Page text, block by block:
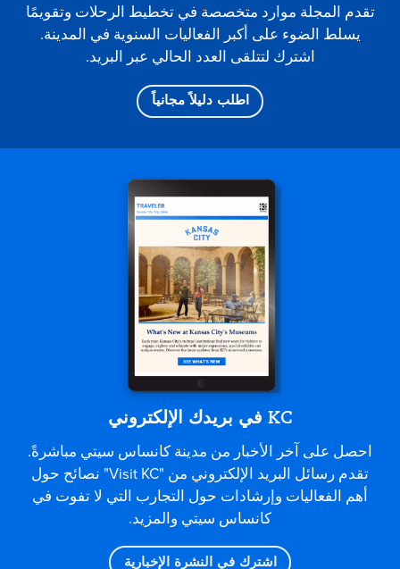
تقدم المجلة موارد متخصصة في تخطيط الرحلات وتقويمًا
يسلط الضوء على أكبر الفعاليات السنوية في المدينة.
اشترك لتتلقى العدد الحالي عبر البريد.
اطلب دليلاً مجانياً
KC في بريدك الإلكتروني
احصل على آخر الأخبار من مدينة كانساس سيتي مباشرةً.
تقدم رسائل البريد الإلكتروني من "Visit KC" نصائح حول
أهم الفعاليات وإرشادات حول التجارب التي لا تفوت في
كانساس سيتي والمزيد.
اشترك في النشرة الإخبارية